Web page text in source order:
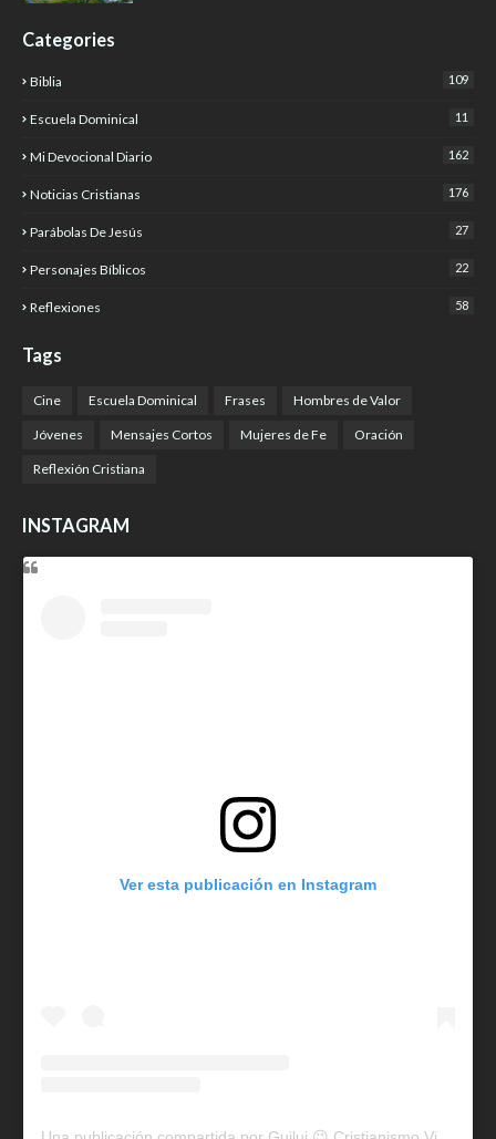
Categories
Biblia 109
Escuela Dominical 11
Mi Devocional Diario 162
Noticias Cristianas 176
Parábolas De Jesús 27
Personajes Bíblicos 22
Reflexiones 58
Tags
Cine Escuela Dominical Frases Hombres de Valor
Jóvenes Mensajes Cortos Mujeres de Fe Oración
Reflexión Cristiana
INSTAGRAM
Ver esta publicación en Instagram